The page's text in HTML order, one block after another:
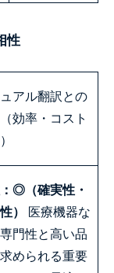
性
アル翻訳との
効率・コスト
◎（確実性・
）
医療機器な
門性と高い品
められる重要